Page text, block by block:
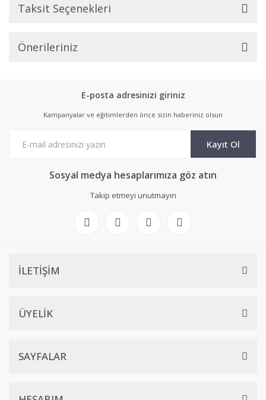
Taksit Seçenekleri
Önerileriniz
E-posta adresinizi giriniz
Kampanyalar ve eğitimlerden önce sizin haberiniz olsun
Kayıt Ol
Sosyal medya hesaplarımıza göz atın
Takip etmeyi unutmayın
İLETİŞİM
ÜYELİK
SAYFALAR